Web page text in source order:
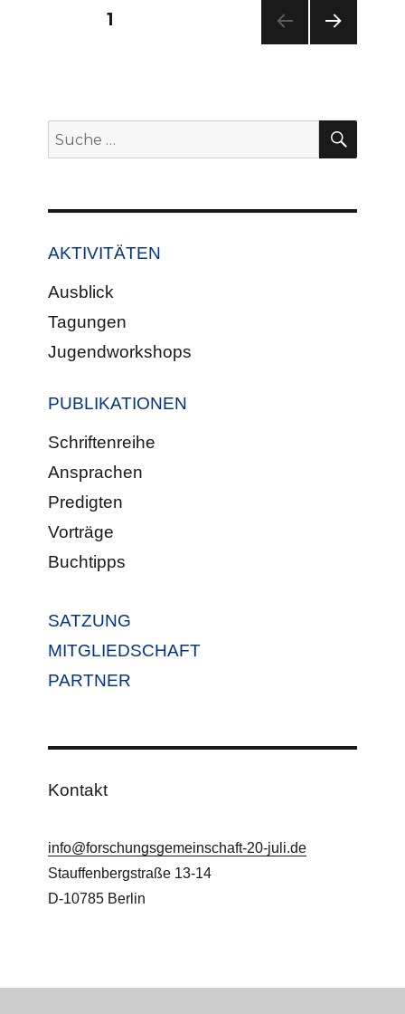
Seitennummerierung
SEITE1
E
Suche
nach:
AKTIVITÄTEN
Ausblick
Tagungen
Jugendworkshops
PUBLIKATIONEN
Schriftenreihe
Ansprachen
Predigten
Vorträge
Buchtipps
SATZUNG
MITGLIEDSCHAFT
PARTNER
Kontakt
info@forschungsgemeinschaft-20-juli.de
Stauffenbergstraße 13-14
D-10785 Berlin